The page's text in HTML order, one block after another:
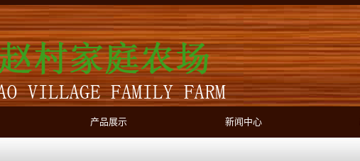
产品展示 新闻中心